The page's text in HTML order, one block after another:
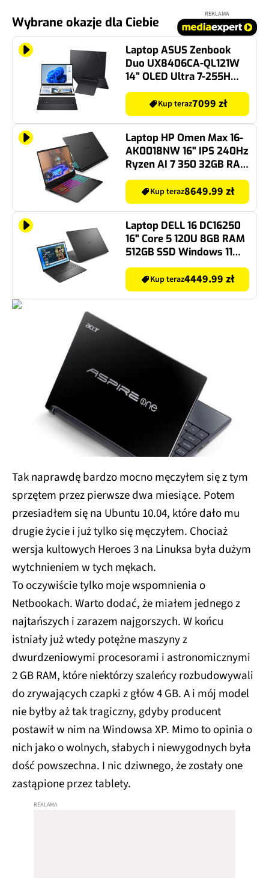
Wybrane okazje dla Ciebie
REKLAMA
Laptop ASUS Zenbook
Duo UX8406CA-QL121W
14" OLED Ultra 7-255H
32GB RAM 1TB SSD
Windows 11 Home
Kup teraz7099 zł
Laptop HP Omen Max 16-
AK0018NW 16" IPS 240Hz
Ryzen AI 7 350 32GB RAM
1TB SSD GeForce
RTX5070 DLSS 4
Windows 11 Home,
Kup teraz8649.99 zł
Laptop DELL 16 DC16250
16" Core 5 120U 8GB RAM
512GB SSD Windows 11
Professional
Kup teraz4449.99 zł
Tak naprawdę bardzo mocno męczyłem się z tym
sprzętem przez pierwsze dwa miesiące. Potem
przesiadłem się na Ubuntu 10.04, które dało mu
drugie życie i już tylko się męczyłem. Chociaż
wersja kultowych Heroes 3 na Linuksa była dużym
wytchnieniem w tych mękach.
To oczywiście tylko moje wspomnienia o
Netbookach. Warto dodać, że miałem jednego z
najtańszych i zarazem najgorszych. W końcu
istniały już wtedy potężne maszyny z
dwurdzeniowymi procesorami i astronomicznymi
2 GB RAM, które niektórzy szaleńcy rozbudowywali
do zrywających czapki z głów 4 GB. A i mój model
nie byłby aż tak tragiczny, gdyby producent
postawił w nim na Windowsa XP. Mimo to opinia o
nich jako o wolnych, słabych i niewygodnych była
dość powszechna. I nic dziwnego, że zostały one
zastąpione przez tablety.